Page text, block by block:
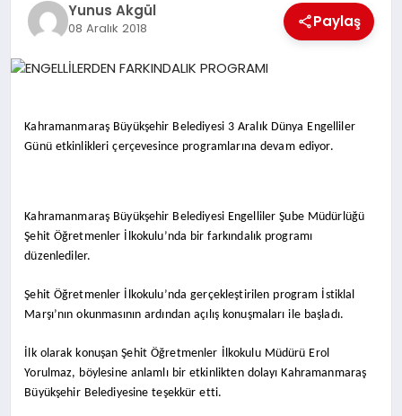
Yunus Akgül
08 Aralık 2018 Paylaş
Kahramanmaraş Büyükşehir Belediyesi 3 Aralık Dünya Engelliler
Günü etkinlikleri çerçevesince programlarına devam ediyor.
Kahramanmaraş Büyükşehir Belediyesi Engelliler Şube Müdürlüğü
Şehit Öğretmenler İlkokulu’nda bir farkındalık programı
düzenlediler.
Şehit Öğretmenler İlkokulu’nda gerçekleştirilen program İstiklal
Marşı’nın okunmasının ardından açılış konuşmaları ile başladı.
İlk olarak konuşan Şehit Öğretmenler İlkokulu Müdürü Erol
Yorulmaz, böylesine anlamlı bir etkinlikten dolayı Kahramanmaraş
Büyükşehir Belediyesine teşekkür etti.